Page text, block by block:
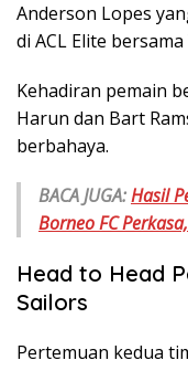
Anderson Lopes
di ACL Elite
Kehadiran pemain
Harun dan Bart
berbahaya.
BACA JUGA:Hasil
Borneo FC
Head to Head
Sailors
Pertemuan kedua